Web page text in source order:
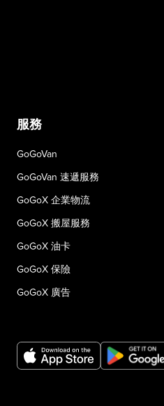
服務
GoGoVan
GoGoVan 速遞服務
GoGoX 企業物流
GoGoX 搬屋服務
GoGoX 油卡
GoGoX 保險
GoGoX 廣告